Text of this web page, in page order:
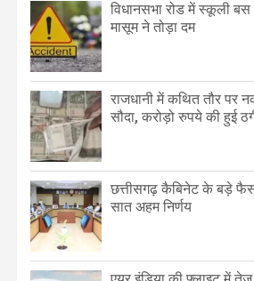
विधानसभा रोड में स्कूली
मासूम ने तोड़ा दम
राजधानी में कथित तौर पर
सौदा, करोड़ो रुपये की हुई
छत्तीसगढ़ कैबिनेट के बड़े
सात अहम निर्णय